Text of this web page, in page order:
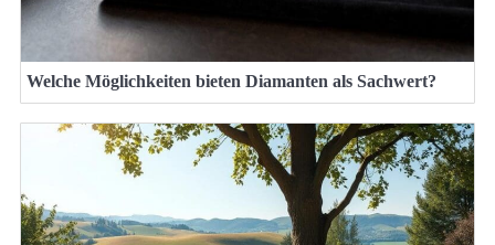
Welche Möglichkeiten bieten Diamanten als Sachwert?